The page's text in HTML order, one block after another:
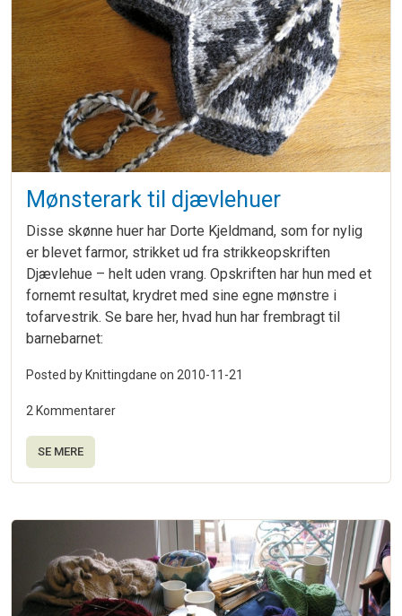
Mønsterark til djævlehuer
Disse skønne huer har Dorte Kjeldmand, som for nylig
er blevet farmor, strikket ud fra strikkeopskriften
Djævlehue – helt uden vrang. Opskriften har hun med et
fornemt resultat, krydret med sine egne mønstre i
tofarvestrik. Se bare her, hvad hun har frembragt til
barnebarnet:
Posted by Knittingdane on 2010-11-21
2 Kommentarer
SE MERE